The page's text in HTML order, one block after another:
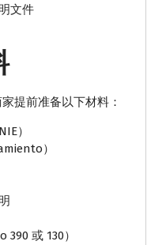
文件
提前准备以下材料：
）
）
或 130）